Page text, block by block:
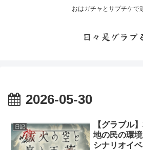
おはガチャとサプチケで
日々是グラブ
2026-05-30
日記
【グラブル
地の民の環
シナリオイ